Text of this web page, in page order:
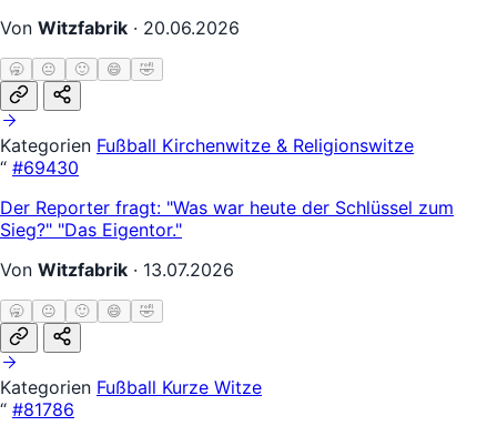
Von Witzfabrik · 20.06.2026
🥱 😐 🙂 😄 🤣
Kategorien Fußball Kirchenwitze & Religionswitze
“ #69430
Der Reporter fragt: "Was war heute der Schlüssel zum
Sieg?" "Das Eigentor."
Von Witzfabrik · 13.07.2026
🥱 😐 🙂 😄 🤣
Kategorien Fußball Kurze Witze
“ #81786